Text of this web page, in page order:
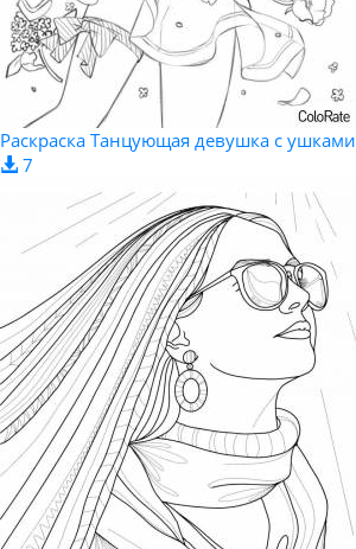
Раскраска Танцующая девушка с ушками
7